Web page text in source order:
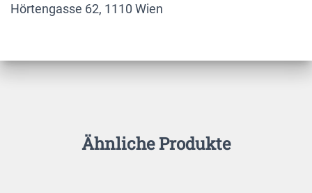
Hörtengasse 62, 1110 Wien
Ähnliche Produkte